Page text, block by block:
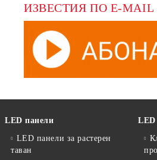
ИЗВЕСТИЯ ПО E-MAIL
LED панели
LED панели за растерен
таван
LED